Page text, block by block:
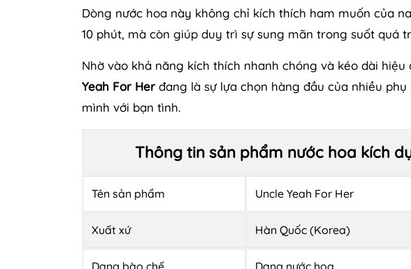
Dòng nước hoa này không chỉ kích thích ham muốn của
10 phút, mà còn giúp duy trì sự sung mãn trong suốt quá
Nhờ vào khả năng kích thích nhanh chóng và kéo dài hiệu
Yeah For Herđang là sự lựa chọn hàng đầu của nhiều
mình với bạn tình.
Thông tin sản phẩm nước hoa kích
Tên sản phẩm Uncle Yeah For Her
Xuất xứ Hàn Quốc (Korea)
Dạng bào chế Dạng nước hoa